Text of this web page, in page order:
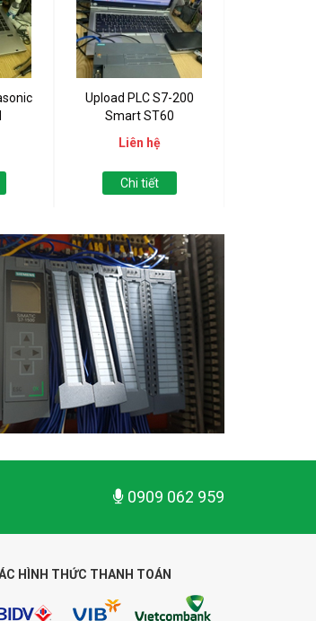
Upload PLC S7-200
Smart ST60
Liên hệ
Chi tiết
0909 062 959
HÌNH THỨC THANH TOÁN